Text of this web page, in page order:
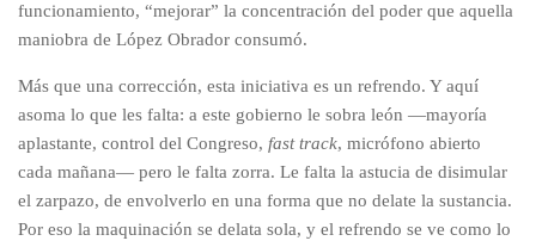
funcionamiento, “mejorar” la concentración del poder que aquella
maniobra de López Obrador consumó.
Más que una corrección, esta iniciativa es un refrendo. Y aquí
asoma lo que les falta: a este gobierno le sobra león —mayoría
aplastante, control del Congreso, fast track, micrófono abierto
cada mañana— pero le falta zorra. Le falta la astucia de disimular
el zarpazo, de envolverlo en una forma que no delate la sustancia.
Por eso la maquinación se delata sola, y el refrendo se ve como lo